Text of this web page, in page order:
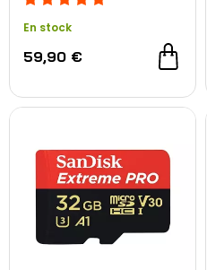
En stock
59,90 €